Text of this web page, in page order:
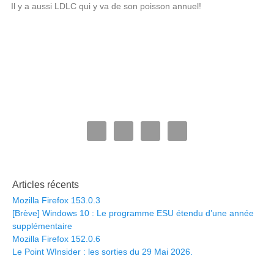
Il y a aussi LDLC qui y va de son poisson annuel!
Articles récents
Mozilla Firefox 153.0.3
[Brève] Windows 10 : Le programme ESU étendu d’une année
supplémentaire
Mozilla Firefox 152.0.6
Le Point WInsider : les sorties du 29 Mai 2026.